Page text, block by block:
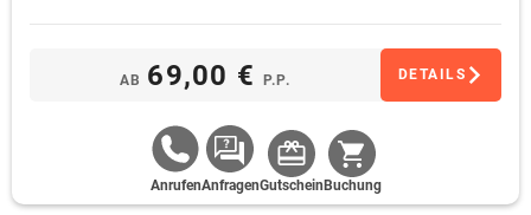
AB 69,00 € P.P. DETAILS
AnrufenAnfragenGutschein Buchung